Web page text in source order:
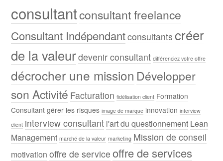
consultantconsultant freelance
Consultant Indépendantconsultants créer
de la valeurdevenir consultant différenciez votre offre
décrocher une mission Développer
son Activité Facturation fidélisation client Formation
Consultant gérer les risques image de marque innovation interview
client interview consultant l'art du questionnement Lean
Management marché de la valeur marketing Mission de conseil
motivation offre de service offre de services